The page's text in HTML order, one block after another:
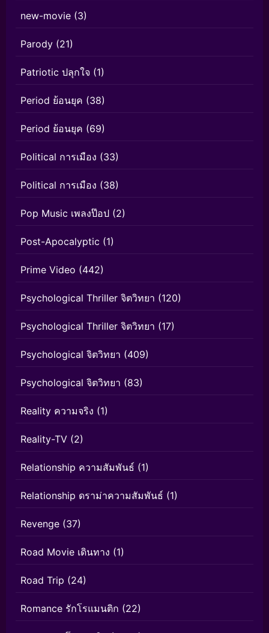
new-movie (3)
Parody (21)
Patriotic ปลุกใจ (1)
Period ย้อนยุค (38)
Period ย้อนยุค (69)
Political การเมือง (33)
Political การเมือง (38)
Pop Music เพลงป๊อป (2)
Post-Apocalyptic (1)
Prime Video (442)
Psychological Thriller จิตวิทยา (120)
Psychological Thriller จิตวิทยา (17)
Psychological จิตวิทยา (409)
Psychological จิตวิทยา (83)
Reality ความจริง (1)
Reality-TV (2)
Relationship ความสัมพันธ์ (1)
Relationship ดราม่าความสัมพันธ์ (1)
Revenge (37)
Road Movie เดินทาง (1)
Road Trip (24)
Romance รักโรแมนติก (22)